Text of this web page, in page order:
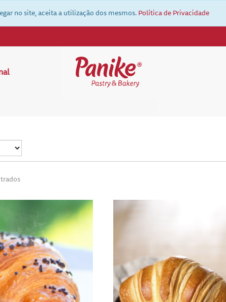
no site, aceita a utilização dos mesmos. Política de Privacidade